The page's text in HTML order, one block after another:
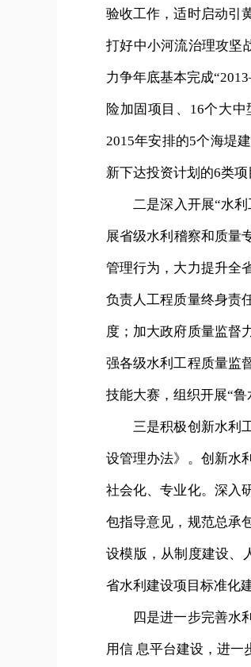
验收工作，适时启动引
打好中小河流治理攻坚
力争年底基本完成
险加固项目、16个大
2015年安排的5个海堤
新下达投资计划的6类项
二是深入开展“水利
展省级水利稽察和质量
管理行为，大力提升全
负责人工程质量终身责
度；加大政府质量监督
强各级水利工程质量监
技能大赛，组织开展“鲁
三是积极创新水利工
设管理办法》。创新水
社会化、专业化。深入
包指导意见，规范总承
设模版，从制度建设、
省水利建设项目标准化建
四是进一步完善水利
用信 息平台建设，进一